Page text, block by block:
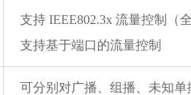
支持 IEEE802.3x 流量控制（
支持基于端口的流量控制
可分别对广播、组播、未知单